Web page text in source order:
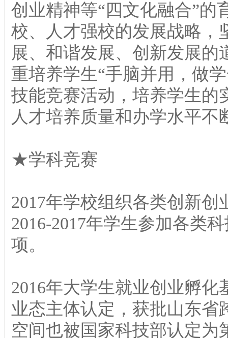
创业精神等“四文化融合”的
校、人才强校的发展战略，
展、和谐发展、创新发展
重培养学生“手脑并用，做
技能竞赛活动，培养学生的
人才培养质量和办学水平不
★学科竞赛
2017年学校组织各类创新创
2016-2017年学生参加各类
项。
2016年大学生就业创业孵
业态主体认定，获批山东省
空间也被国家科技部认定为